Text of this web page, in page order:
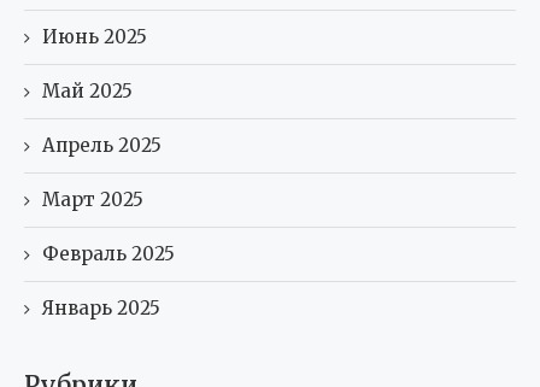
Июнь 2025
Май 2025
Апрель 2025
Март 2025
Февраль 2025
Январь 2025